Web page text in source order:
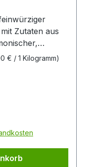
Zutaten aus
typischen
Fichtennadeln,
und -Blüte
Magnifica,
Heuschrecke
€ / 1 Kilogramm)